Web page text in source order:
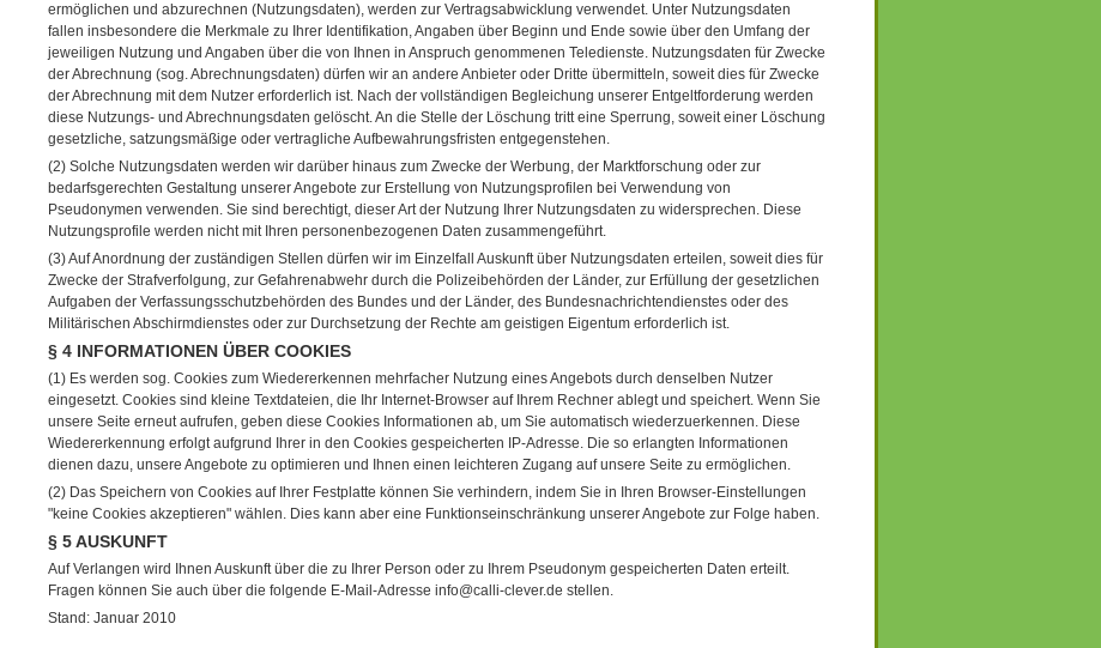
ermöglichen und abzurechnen (Nutzungsdaten), werden zur Vertragsabwicklung verwendet. Unter Nutzungsdaten
fallen insbesondere die Merkmale zu Ihrer Identifikation, Angaben über Beginn und Ende sowie über den Umfang der
jeweiligen Nutzung und Angaben über die von Ihnen in Anspruch genommenen Teledienste. Nutzungsdaten für Zwecke
der Abrechnung (sog. Abrechnungsdaten) dürfen wir an andere Anbieter oder Dritte übermitteln, soweit dies für Zwecke
der Abrechnung mit dem Nutzer erforderlich ist. Nach der vollständigen Begleichung unserer Entgeltforderung werden
diese Nutzungs- und Abrechnungsdaten gelöscht. An die Stelle der Löschung tritt eine Sperrung, soweit einer Löschung
gesetzliche, satzungsmäßige oder vertragliche Aufbewahrungsfristen entgegenstehen.
(2) Solche Nutzungsdaten werden wir darüber hinaus zum Zwecke der Werbung, der Marktforschung oder zur
bedarfsgerechten Gestaltung unserer Angebote zur Erstellung von Nutzungsprofilen bei Verwendung von
Pseudonymen verwenden. Sie sind berechtigt, dieser Art der Nutzung Ihrer Nutzungsdaten zu widersprechen. Diese
Nutzungsprofile werden nicht mit Ihren personenbezogenen Daten zusammengeführt.
(3) Auf Anordnung der zuständigen Stellen dürfen wir im Einzelfall Auskunft über Nutzungsdaten erteilen, soweit dies für
Zwecke der Strafverfolgung, zur Gefahrenabwehr durch die Polizeibehörden der Länder, zur Erfüllung der gesetzlichen
Aufgaben der Verfassungsschutzbehörden des Bundes und der Länder, des Bundesnachrichtendienstes oder des
Militärischen Abschirmdienstes oder zur Durchsetzung der Rechte am geistigen Eigentum erforderlich ist.
§ 4 INFORMATIONEN ÜBER COOKIES
(1) Es werden sog. Cookies zum Wiedererkennen mehrfacher Nutzung eines Angebots durch denselben Nutzer
eingesetzt. Cookies sind kleine Textdateien, die Ihr Internet-Browser auf Ihrem Rechner ablegt und speichert. Wenn Sie
unsere Seite erneut aufrufen, geben diese Cookies Informationen ab, um Sie automatisch wiederzuerkennen. Diese
Wiedererkennung erfolgt aufgrund Ihrer in den Cookies gespeicherten IP-Adresse. Die so erlangten Informationen
dienen dazu, unsere Angebote zu optimieren und Ihnen einen leichteren Zugang auf unsere Seite zu ermöglichen.
(2) Das Speichern von Cookies auf Ihrer Festplatte können Sie verhindern, indem Sie in Ihren Browser-Einstellungen
"keine Cookies akzeptieren" wählen. Dies kann aber eine Funktionseinschränkung unserer Angebote zur Folge haben.
§ 5 AUSKUNFT
Auf Verlangen wird Ihnen Auskunft über die zu Ihrer Person oder zu Ihrem Pseudonym gespeicherten Daten erteilt.
Fragen können Sie auch über die folgende E-Mail-Adresse info@calli-clever.de stellen.
Stand: Januar 2010